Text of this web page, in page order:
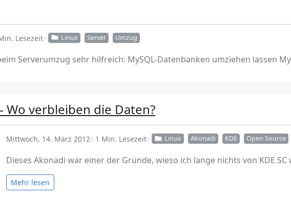
Lesezeit Linux Server Umzug
Serverumzug sehr hilfreich: MySQL-Datenbanken umziehen lassen
Wo verbleiben die Daten?
Mittwoch, 14. März 2012 1 Min. Lesezeit Linux Akonadi KDE Open Source
Dieses Akonadi war einer der Gründe, wieso ich lange nichts von KDE SC
Mehr lesen